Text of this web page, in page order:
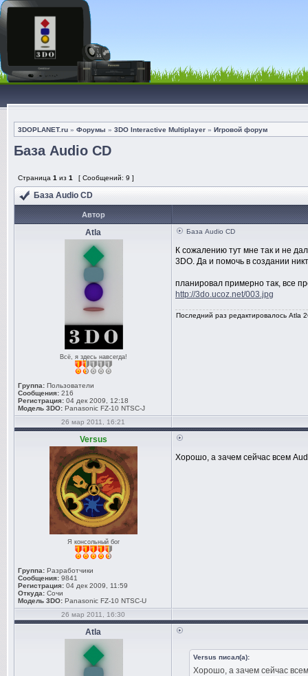
3DOPLANET.ru » Форумы » 3DO Interactive Multiplayer » Игровой форум
База Audio CD
Страница 1 из 1 [ Сообщений: 9 ]
База Audio CD
Автор
Atla
Всё, я здесь навсегда!
Группа: Пользователи
Сообщения: 216
Регистрация: 04 дек 2009, 12:18
Модель 3DO: Panasonic FZ-10 NTSC-J
База Audio CD
К сожалению тут мне так и не
3DO. Да и помочь в создании
планировал примерно так, все
http://3do.ucoz.net/003.jpg
Последний раз редактировалось Atla
26 мар 2011, 16:21
Versus
Я консольный бог
Группа: Разработчики
Сообщения: 9841
Регистрация: 04 дек 2009, 11:59
Откуда: Сочи
Модель 3DO: Panasonic FZ-10 NTSC-U
Хорошо, а зачем сейчас всем
26 мар 2011, 16:30
Atla
Versus писал(а):
Хорошо, а зачем сейчас